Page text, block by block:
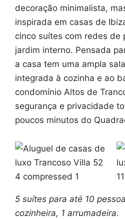
decoração minimalista,
inspirada em casas de
cinco suítes com redes de
jardim interno. Pensada
a casa tem uma ampla
integrada à cozinha e ao
condomínio Altos de
segurança e privacidade
poucos minutos do
5 suítes para até 10
cozinheira, 1 arrumadeira.